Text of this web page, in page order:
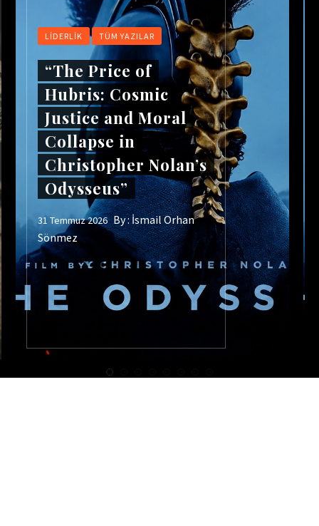
LIDERLIK TÜM YAZILAR
“The Price of
Hubris: Cosmic
Justice and Moral
Collapse in
Christopher Nolan’s
Odysseus”
31 Temmuz 2026 By :İsmail Orhan
Sönmez